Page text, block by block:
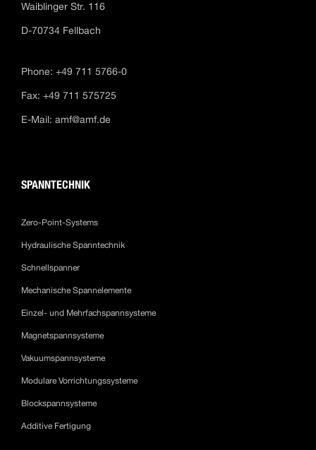
Waiblinger Str. 116
D-70734 Fellbach
Phone: +49 711 5766-0
Fax: +49 711 575725
E-Mail: amf@amf.de
SPANNTECHNIK
Zero-Point-Systems
Hydraulische Spanntechnik
Schnellspanner
Mechanische Spannelemente
Einzel- und Mehrfachspannsysteme
Magnetspannsysteme
Vakuumspannsysteme
Modulare Vorrichtungssysteme
Blockspannsysteme
Additive Fertigung